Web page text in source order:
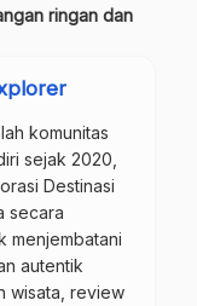
ringan dan
komunitas
sejak 2020,
Destinasi
secara
menjembatani
autentik
wisata, review